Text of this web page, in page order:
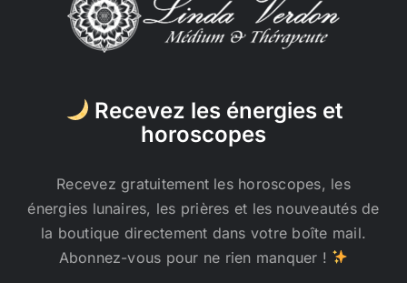
Recevez les énergies et
horoscopes
Recevez gratuitement les horoscopes, les
énergies lunaires, les prières et les nouveautés de
la boutique directement dans votre boîte mail.
Abonnez-vous pour ne rien manquer !